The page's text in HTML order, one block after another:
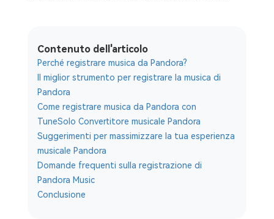
Contenuto dell'articolo
Perché registrare musica da Pandora?
Il miglior strumento per registrare la musica di
Pandora
Come registrare musica da Pandora con
TuneSolo Convertitore musicale Pandora
Suggerimenti per massimizzare la tua esperienza
musicale Pandora
Domande frequenti sulla registrazione di
Pandora Music
Conclusione